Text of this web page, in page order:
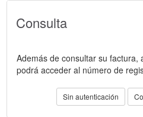
Consulta
Además de consultar su factura,
podrá acceder al número de
Sin autenticación